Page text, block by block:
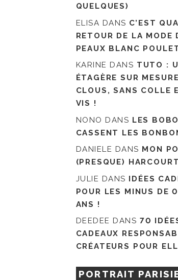
QUELQUES)
ELISA DANS C’EST
RETOUR DE LA MODE
PEAUX BLANC
KARINE DANS TUTO :
ÉTAGÈRE SUR
CLOUS, SANS COLLE
VIS !
NONO DANS LES
CASSENT LES
DANIELE DANS MON
(PRESQUE) HARCOURT
JULIE DANS IDÉES
POUR LES MINUS DE
ANS !
DEEDEE DANS 70
CADEAUX
CRÉATEURS POUR
PORTRAIT